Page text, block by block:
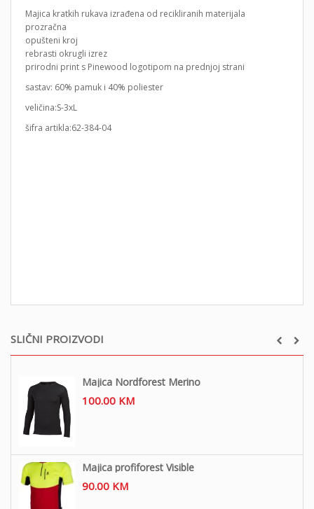
SLIČNI PROIZVODI
Majica Nordforest Merino
100.00 KM
Majica profiforest Visible
90.00 KM
Majica kratkih rukava izrađena od recikliranih materijala
prozračna
opušteni kroj
rebrasti okrugli izrez
prirodni print s Pinewood logotipom na prednjoj strani
sastav: 60% pamuk i 40% poliester
veličina:S-3xL
šifra artikla:62-384-04